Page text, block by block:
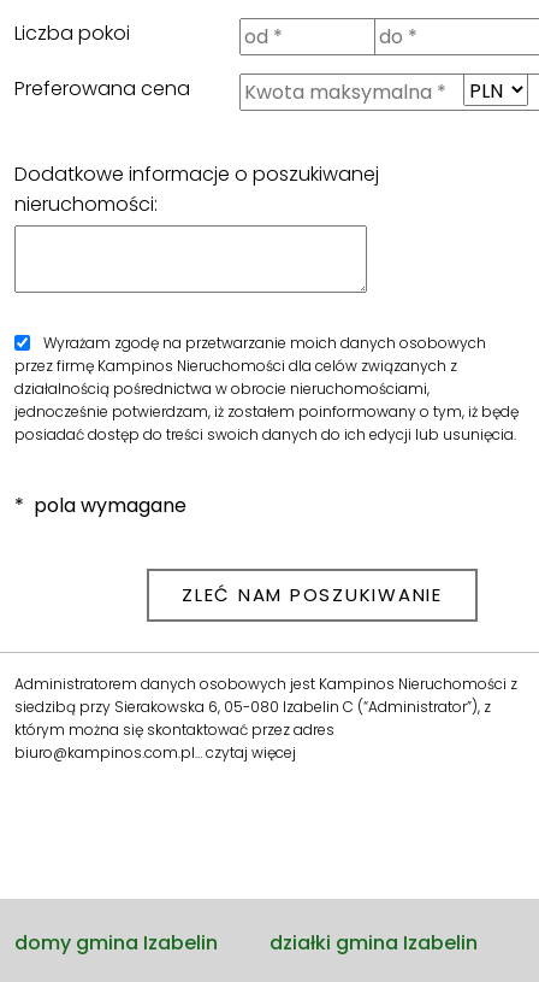
Liczba pokoi
Preferowana cena
Dodatkowe informacje o poszukiwanej
nieruchomości:
Wyrażam zgodę na przetwarzanie moich danych osobowych
przez firmę Kampinos Nieruchomości dla celów związanych z
działalnością pośrednictwa w obrocie nieruchomościami,
jednocześnie potwierdzam, iż zostałem poinformowany o tym, iż będę
posiadać dostęp do treści swoich danych do ich edycji lub usunięcia.
* pola wymagane
Administratorem danych osobowych jest Kampinos Nieruchomości z
siedzibą przy Sierakowska 6, 05-080 Izabelin C (“Administrator”), z
którym można się skontaktować przez adres
biuro@kampinos.com.pl…czytaj więcej
domy gmina Izabelin
działki gmina Izabelin